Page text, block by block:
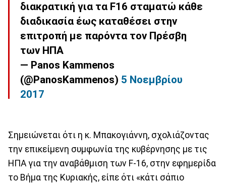
διακρατική για τα F16 σταματώ κάθε
διαδικασία έως καταθέσει στην
επιτροπή με παρόντα τον Πρέσβη
των ΗΠΑ
— Panos Kammenos
(@PanosKammenos) 5 Νοεμβρίου
2017
Σημειώνεται ότι η κ. Μπακογιάννη, σχολιάζοντας
την επικείμενη συμφωνία της κυβέρνησης με τις
ΗΠΑ για την αναβάθμιση των F-16, στην εφημερίδα
το Βήμα της Κυριακής, είπε ότι «κάτι σάπιο